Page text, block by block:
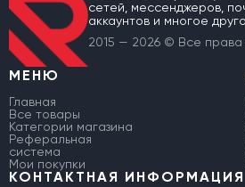
сетей, мессенджеров,
аккаунтов и многое
2015 — 2026 © Все
МЕНЮ
Главная
Все товары
Категории магазина
Реферальная
система
Мои покупки
КОНТАКТНАЯ ИНФОРМАЦИЯ